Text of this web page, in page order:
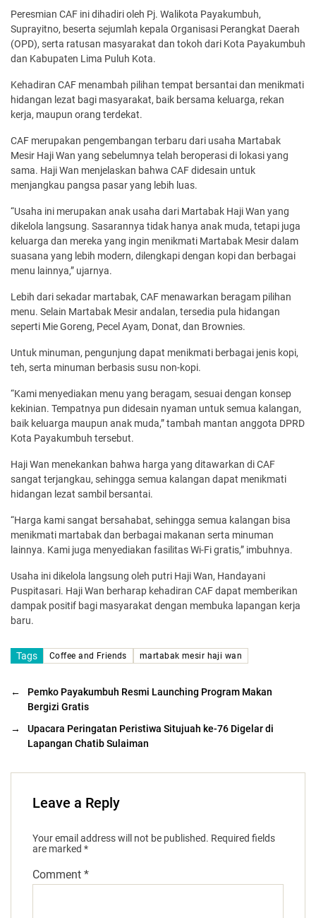
Peresmian CAF ini dihadiri oleh Pj. Walikota Payakumbuh,
Suprayitno, beserta sejumlah kepala Organisasi Perangkat Daerah
(OPD), serta ratusan masyarakat dan tokoh dari Kota Payakumbuh
dan Kabupaten Lima Puluh Kota.
Kehadiran CAF menambah pilihan tempat bersantai dan menikmati
hidangan lezat bagi masyarakat, baik bersama keluarga, rekan
kerja, maupun orang terdekat.
CAF merupakan pengembangan terbaru dari usaha Martabak
Mesir Haji Wan yang sebelumnya telah beroperasi di lokasi yang
sama. Haji Wan menjelaskan bahwa CAF didesain untuk
menjangkau pangsa pasar yang lebih luas.
“Usaha ini merupakan anak usaha dari Martabak Haji Wan yang
dikelola langsung. Sasarannya tidak hanya anak muda, tetapi juga
keluarga dan mereka yang ingin menikmati Martabak Mesir dalam
suasana yang lebih modern, dilengkapi dengan kopi dan berbagai
menu lainnya,” ujarnya.
Lebih dari sekadar martabak, CAF menawarkan beragam pilihan
menu. Selain Martabak Mesir andalan, tersedia pula hidangan
seperti Mie Goreng, Pecel Ayam, Donat, dan Brownies.
Untuk minuman, pengunjung dapat menikmati berbagai jenis kopi,
teh, serta minuman berbasis susu non-kopi.
“Kami menyediakan menu yang beragam, sesuai dengan konsep
kekinian. Tempatnya pun didesain nyaman untuk semua kalangan,
baik keluarga maupun anak muda,” tambah mantan anggota DPRD
Kota Payakumbuh tersebut.
Haji Wan menekankan bahwa harga yang ditawarkan di CAF
sangat terjangkau, sehingga semua kalangan dapat menikmati
hidangan lezat sambil bersantai.
“Harga kami sangat bersahabat, sehingga semua kalangan bisa
menikmati martabak dan berbagai makanan serta minuman
lainnya. Kami juga menyediakan fasilitas Wi-Fi gratis,” imbuhnya.
Usaha ini dikelola langsung oleh putri Haji Wan, Handayani
Puspitasari. Haji Wan berharap kehadiran CAF dapat memberikan
dampak positif bagi masyarakat dengan membuka lapangan kerja
baru.
Tags Coffee and Friends martabak mesir haji wan
←
Pemko Payakumbuh Resmi Launching Program Makan
Bergizi Gratis
→
Upacara Peringatan Peristiwa Situjuah ke-76 Digelar di
Lapangan Chatib Sulaiman
Leave a Reply
Your email address will not be published. Required fields
are marked *
Comment *